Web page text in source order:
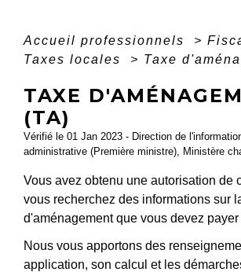
Accueil professionnels >
Taxes locales
> Taxe
TAXE
(TA)
Vérifié le 01 Jan 2023 - Direction de
administrative (Première ministre), Ministère
Vous avez obtenu une autorisation de
vous recherchez des informations sur
d'aménagement que vous devez payer
Nous vous apportons des
application, son calcul et les